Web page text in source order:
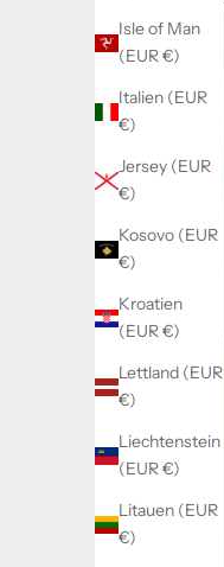
Isle of Man
(EUR €)
Italien (EUR
€)
Jersey (EUR
€)
Kosovo (EUR
€)
Kroatien
(EUR €)
Lettland (EUR
€)
Liechtenstein
(EUR €)
Litauen (EUR
€)